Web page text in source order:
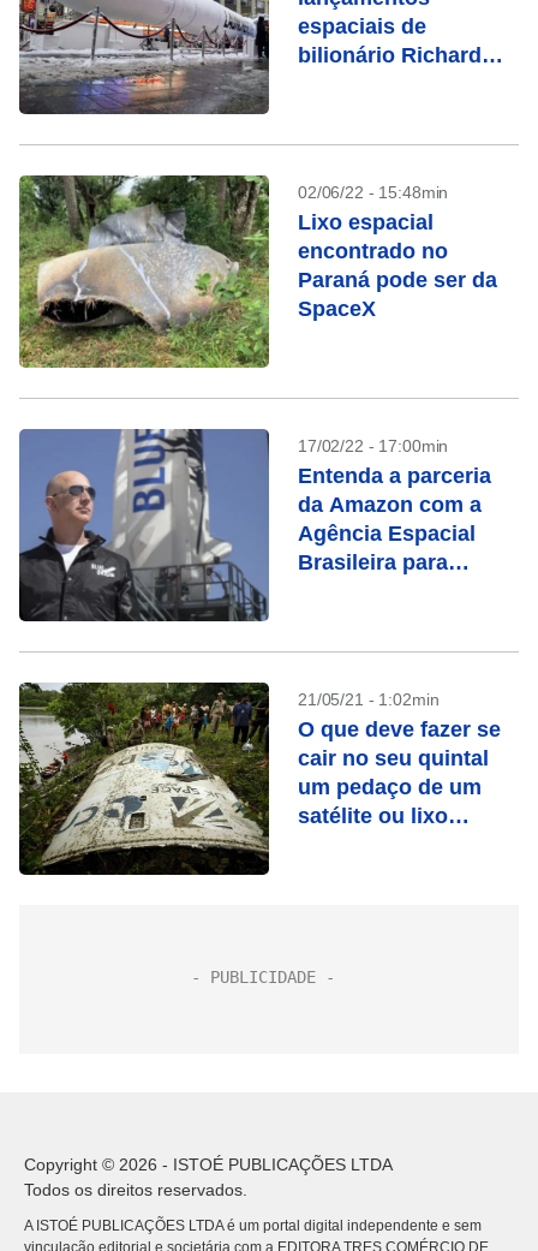
espaciais de
bilionário Richard
02/06/22 - 15:48min
Lixo espacial
encontrado no
Paraná pode ser da
SpaceX
17/02/22 - 17:00min
Entenda a parceria
da Amazon com a
Agência Espacial
Brasileira para
21/05/21 - 1:02min
O que deve fazer se
cair no seu quintal
um pedaço de um
satélite ou lixo
Copyright © 2026 - ISTOÉ PUBLICAÇÕES LTDA
Todos os direitos reservados.
A ISTOÉ PUBLICAÇÕES LTDA é um portal digital independente e sem
vinculação editorial e societária com a EDITORA TRES COMÉRCIO DE